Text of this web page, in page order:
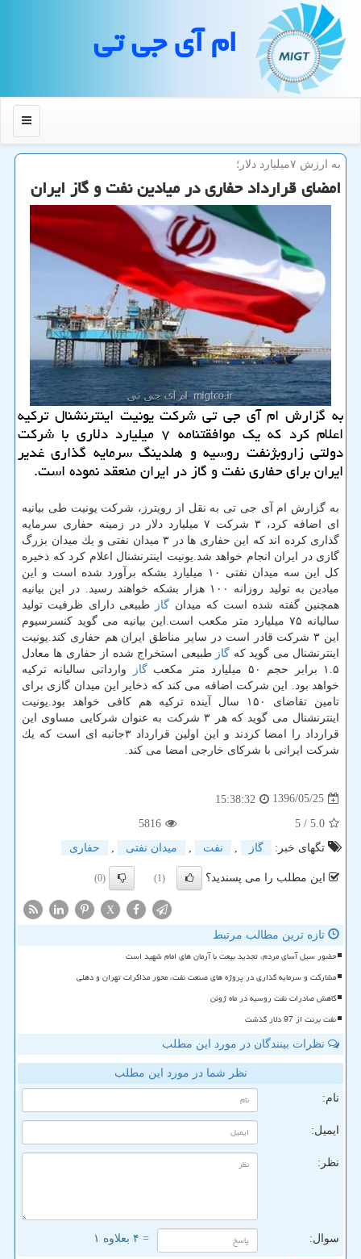
ام آی جی تی
منو
به ارزش ۷میلیارد دلار؛
امضای قرارداد حفاری در میادین نفت و گاز ایران
به گزارش ام آی جی تی شركت یونیت اینترنشنال تركیه
اعلام كرد كه یك موافقتنامه ۷ میلیارد دلاری با شركت
دولتی زاروبژنفت روسیه و هلدینگ سرمایه گذاری غدیر
ایران برای حفاری نفت و گاز در ایران منعقد نموده است.
به گزارش ام آی جی تی به نقل از رویترز، شركت یونیت طی بیانیه
ای اضافه كرد، ۳ شركت ۷ میلیارد دلار در زمینه حفاری سرمایه
گذاری كرده اند كه این حفاری ها در ۳ میدان نفتی و یك میدان بزرگ
گازی در ایران انجام خواهد شد.یونیت اینترنشنال اعلام كرد كه ذخیره
كل این سه میدان نفتی ۱۰ میلیارد بشكه برآورد شده است و این
میادین به تولید روزانه ۱۰۰ هزار بشكه خواهند رسید. در این بیانیه
همچنین گفته شده است كه میدان گاز
طبیعی دارای ظرفیت تولید
سالیانه ۷۵ میلیارد متر مكعب است.این بیانیه می گوید كنسرسیوم
این ۳ شركت قادر است در سایر مناطق ایران هم حفاری كند.یونیت
اینترنشنال می گوید كه گاز طبیعی استخراج شده از حفاری ها معادل
۱.۵ برابر حجم ۵۰ میلیارد متر مكعب
گاز
وارداتی سالیانه تركیه
خواهد بود. این شركت اضافه می كند كه ذخایر این میدان گازی برای
تامین تقاضای ۱۵۰ سال آینده تركیه هم كافی خواهد بود.یونیت
اینترنشنال می گوید كه هر ۳ شركت به عنوان شركایی مساوی این
قرارداد را امضا كردند و این اولین قرارداد ۳جانبه ای است كه یك
شركت ایرانی با شركای خارجی امضا می كند.
1396/05/25
15:38:32
5.0
/ 5
5816
تگهای خبر:
گاز , نفت , میدان نفتی , حفاری
این مطلب را می پسندید؟ (1)
(0)
X
تازه ترین مطالب مرتبط
حضور سیل آسای مردم، تجدید بیعت با آرمان های امام شهید است
مشارکت و سرمایه گذاری در پروژه های صنعت نفت، محور مذاکرات تهران و دهلی
کاهش صادرات نفت روسیه در ماه ژوئن
نفت برنت از 97 دلار گذشت
نظرات بینندگان در مورد این مطلب
نظر شما در مورد این مطلب
نام:
ایمیل:
نظر:
سوال: = ۴ بعلاوه ۱